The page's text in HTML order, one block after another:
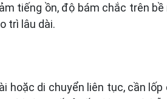
tiếng ồn, độ bám chắc trên
trì lâu dài.
di chuyển liên tục, cần